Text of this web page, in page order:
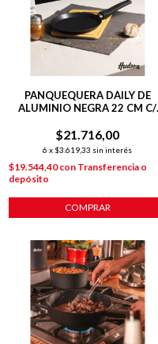
PANQUEQUERA DAILY DE
ALUMINIO NEGRA 22 CM C/
$21.716,00
6 x $3.619,33 sin interés
$19.544,40con Transferencia o
depósito
COMPRAR